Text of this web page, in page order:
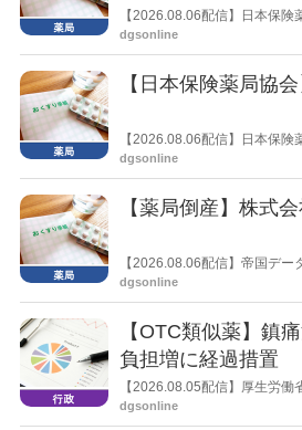
【2026.08.06配信】日本保
局への影響」の調査結果を公
dgsonline
【日本保険薬局協
【2026.08.06配信】日本保
関する要望書」を厚生労働省
dgsonline
【薬局倒産】株式
【2026.08.06配信】帝国デ
止し、自己破産申請の準備に入
dgsonline
【OTC類似薬】鎮
負担増に経過措置
【2026.08.05配信】厚生労
検討会」を開催。「中間とり
dgsonline